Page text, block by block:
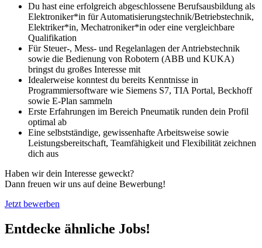
Du hast eine erfolgreich abgeschlossene Berufsausbildung als
Elektroniker*in für Automatisierungstechnik/Betriebstechnik,
Elektriker*in, Mechatroniker*in oder eine vergleichbare
Qualifikation
Für Steuer-, Mess- und Regelanlagen der Antriebstechnik
sowie die Bedienung von Robotern (ABB und KUKA)
bringst du großes Interesse mit
Idealerweise konntest du bereits Kenntnisse in
Programmiersoftware wie Siemens S7, TIA Portal, Beckhoff
sowie E-Plan sammeln
Erste Erfahrungen im Bereich Pneumatik runden dein Profil
optimal ab
Eine selbstständige, gewissenhafte Arbeitsweise sowie
Leistungsbereitschaft, Teamfähigkeit und Flexibilität zeichnen
dich aus
Haben wir dein Interesse geweckt?
Dann freuen wir uns auf deine Bewerbung!
Jetzt bewerben
Entdecke ähnliche Jobs!